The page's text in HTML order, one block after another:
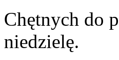
Chętnych do
niedzielę.